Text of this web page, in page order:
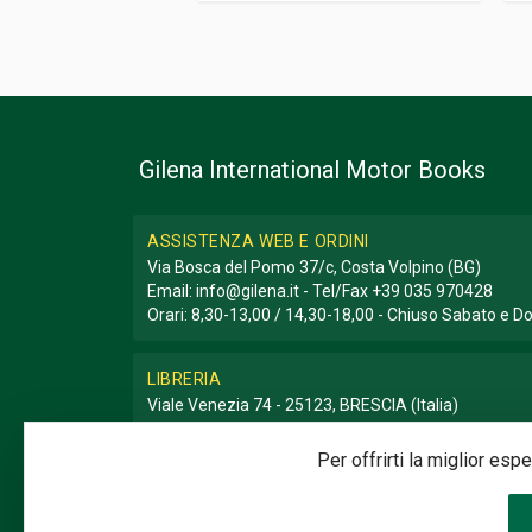
Per offrirti la miglior
Gilena International Motor Books
ASSISTENZA WEB E ORDINI
Via Bosca del Pomo 37/c, Costa Volpino (BG)
Email: info@gilena.it - Tel/Fax +39 035 970428
Orari: 8,30-13,00 / 14,30-18,00 - Chiuso Sabato e
LIBRERIA
Viale Venezia 74 - 25123, BRESCIA (Italia)
Email:libreria@gilena.it- Tel/Fax+39 030 3776786
Orari: 9,30-12,30 / 15,30-19,30 - Chiuso Domenica